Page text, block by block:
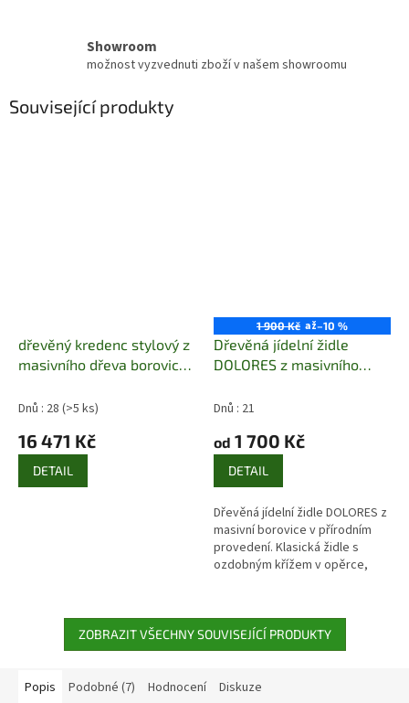
Showroom
možnost vyzvednuti zboží v našem showroomu
Související produkty
dřevěný kredenc stylový z
masivního dřeva borovice
Dnů : 28 (>5 ks)
16 471 Kč
DETAIL
1 900 Kč až–10 %
Dřevěná jídelní židle
DOLORES z masivního
židle z masivu s
opěrce
Dnů : 21
od 1 700 Kč
DETAIL
Dřevěná jídelní židle DOLORES z
masivní borovice v přírodním
provedení. Klasická židle s
ozdobným křížem v opěrce,
ZOBRAZIT VŠECHNY SOUVISEJÍCÍ PRODUKTY
Popis Podobné (7) Hodnocení Diskuze